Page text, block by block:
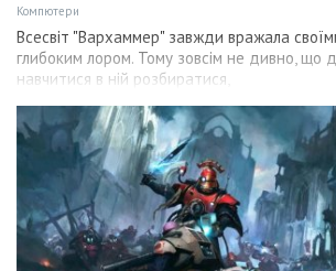
Компютери
Всесвіт "Вархаммер" завжди вражала
глибоким лором. Тому зовсім не дивно, що
навчитися в ній розбиратися,